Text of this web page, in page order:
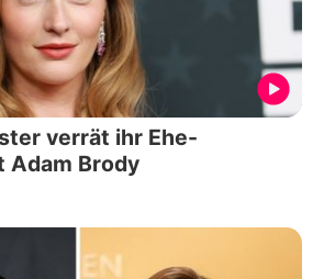
verrät ihr Ehe-
Adam Brody